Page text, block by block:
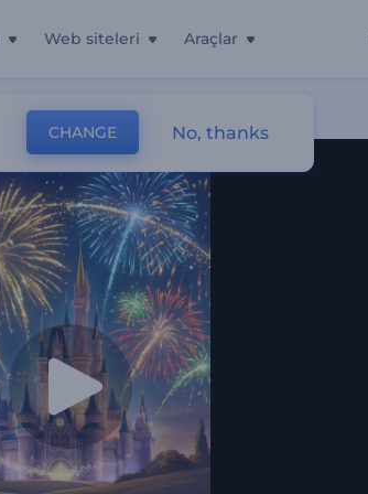
Web siteleri Araçlar
CHANGE No, thanks